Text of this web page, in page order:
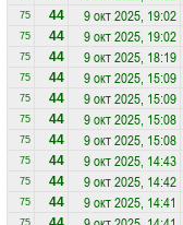
75 44 9 окт 2025, 19:02
75 44 9 окт 2025, 19:02
75 44 9 окт 2025, 18:19
75 44 9 окт 2025, 15:09
75 44 9 окт 2025, 15:09
75 44 9 окт 2025, 15:08
75 44 9 окт 2025, 15:08
75 44 9 окт 2025, 14:43
75 44 9 окт 2025, 14:42
75 44 9 окт 2025, 14:41
75